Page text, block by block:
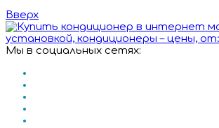
Вверх
Мы в социальных сетях: